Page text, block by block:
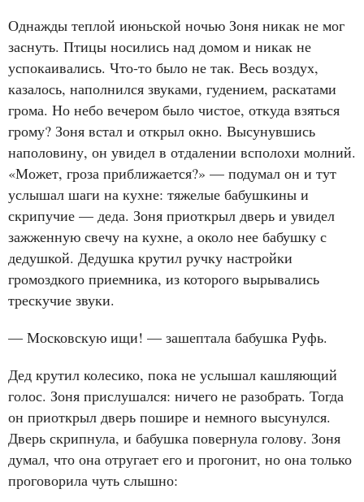
Однажды теплой июньской ночью Зоня никак не мог
заснуть. Птицы носились над домом и никак не
успокаивались. Что‑то было не так. Весь воздух,
казалось, наполнился звуками, гудением, раскатами
грома. Но небо вечером было чистое, откуда взяться
грому? Зоня встал и открыл окно. Высунувшись
наполовину, он увидел в отдалении всполохи молний.
«Может, гроза приближается?» — подумал он и тут
услышал шаги на кухне: тяжелые бабушкины и
скрипучие — деда. Зоня приоткрыл дверь и увидел
зажженную свечу на кухне, а около нее бабушку с
дедушкой. Дедушка крутил ручку настройки
громоздкого приемника, из которого вырывались
трескучие звуки.
— Московскую ищи! — зашептала бабушка Руфь.
Дед крутил колесико, пока не услышал кашляющий
голос. Зоня прислушался: ничего не разобрать. Тогда
он приоткрыл дверь пошире и немного высунулся.
Дверь скрипнула, и бабушка повернула голову. Зоня
думал, что она отругает его и прогонит, но она только
проговорила чуть слышно: